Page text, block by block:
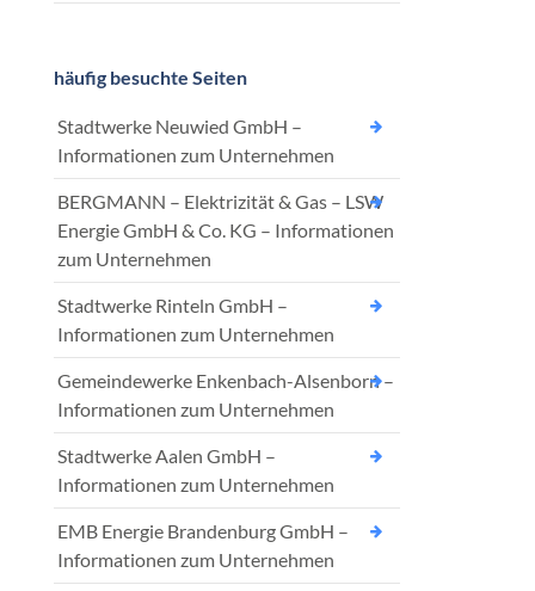
häufig besuchte Seiten
Stadtwerke Neuwied GmbH –
Informationen zum Unternehmen
BERGMANN – Elektrizität & Gas – LSW
Energie GmbH & Co. KG – Informationen
zum Unternehmen
Stadtwerke Rinteln GmbH –
Informationen zum Unternehmen
Gemeindewerke Enkenbach-Alsenborn –
Informationen zum Unternehmen
Stadtwerke Aalen GmbH –
Informationen zum Unternehmen
EMB Energie Brandenburg GmbH –
Informationen zum Unternehmen